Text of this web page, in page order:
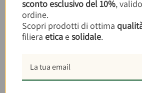
Animali terrestri
fesso, macellati secondo
Formaggi certificati da
sconto esclusivo del 10%,
ordine.
Scopri prodotti di ottima
filiera etica esolidale.